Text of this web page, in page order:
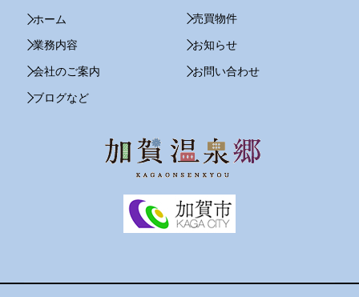
ホーム 売買物件
業務内容 お知らせ
会社のご案内 お問い合わせ
ブログなど